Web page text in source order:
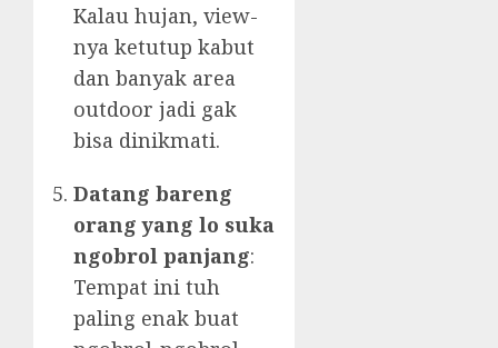
Kalau hujan, view-
nya ketutup kabut
dan banyak area
outdoor jadi gak
bisa dinikmati.
Datang bareng
orang yang lo suka
ngobrol panjang:
Tempat ini tuh
paling enak buat